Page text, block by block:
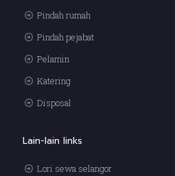
Pindah rumah
Pindah pejabat
Pelamin
Katering
Disposal
Lain-lain links
Lori sewa selangor